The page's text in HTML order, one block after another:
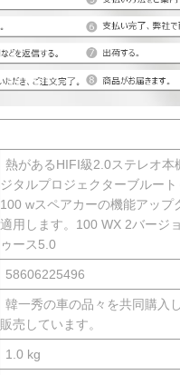
熱があるHIFI級2.0ステレオ本
ジタルプロジェクターブルー
100 wスペアカーの機能アップ
適用します。100 WX 2バージ
ゥース5.0
58606225496
韓一秀の車の品々を共同購入
販売しています。
1.0 kg